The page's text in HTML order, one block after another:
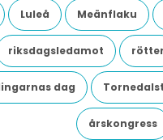
Luleå Meänflaku
riksdagsledamot rötter
dag
årskongress